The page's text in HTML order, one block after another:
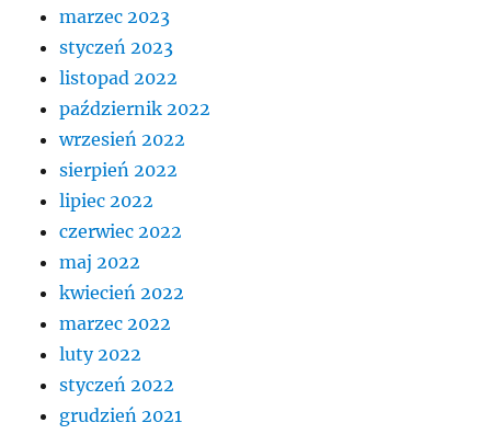
marzec 2023
styczeń 2023
listopad 2022
październik 2022
wrzesień 2022
sierpień 2022
lipiec 2022
czerwiec 2022
maj 2022
kwiecień 2022
marzec 2022
luty 2022
styczeń 2022
grudzień 2021